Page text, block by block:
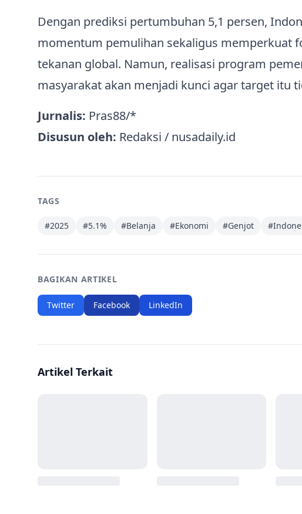
Dengan prediksi pertumbuhan 5,1 persen,
momentum pemulihan sekaligus memperkuat
tekanan global. Namun, realisasi program
masyarakat akan menjadi kunci agar target itu
Jurnalis: Pras88/*
Disusun oleh: Redaksi / nusadaily.id
TAGS
#2025 #5.1% #Belanja #Ekonomi #Genjot #
BAGIKAN ARTIKEL
Twitter Facebook LinkedIn
Artikel Terkait